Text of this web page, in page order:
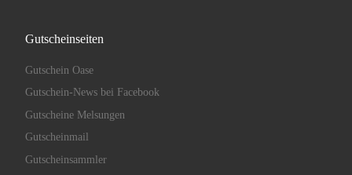
Gutscheinseiten
Gutschein Oase
Gutschein-News bei Facebook
Gutscheine Melsungen
Gutscheinmail
Gutscheinsammler